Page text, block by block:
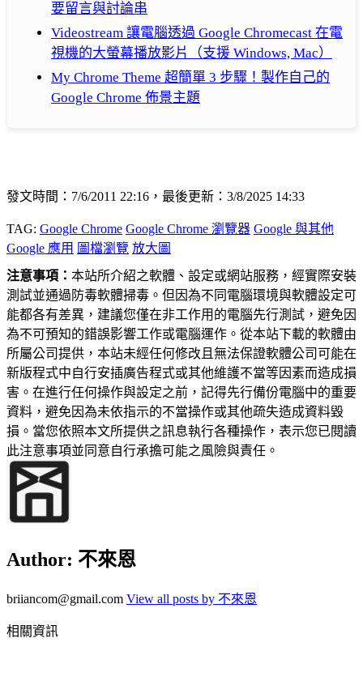
要留言與討論串
Videostream 讓電腦透過 Google Chromecast 在電
視機的大螢幕播放影片（支援 Windows, Mac）
My Chrome Theme 超簡單 3 步驟！製作自己的
Google Chrome 佈景主題
發文時間：7/6/2011 22:16，最後更新：3/8/2025 14:33
TAG: Google Chrome Google Chrome 瀏覽器 Google 與其他
Google 應用 圖檔瀏覽 放大圖
注意事項： 本站所介紹之軟體、設定或網站服務，經實際安裝
測試並通過防毒軟體掃毒。但因為不同電腦環境與軟體設定可
能都各有差異，建議您僅在非工作用的電腦先行測試，避免因
為不可預知的錯誤影響工作或電腦運作。從本站下載的軟體由
所屬公司提供，本站未經任何修改且無法保證軟體公司可能在
新版程式中自行安插廣告程式或其他維護不當等因素而造成損
害。在進行任何操作與設定之前，記得先行備份電腦中的重要
資料，避免因為未依指示的不當操作或其他疏失造成資料毀
損。當您依照本文所提供之訊息執行各種操作，表示您已閱讀
此注意事項並同意自行承擔可能之風險與責任。
Author: 不來恩
briiancom@gmail.com View all posts by 不來恩
相關資訊